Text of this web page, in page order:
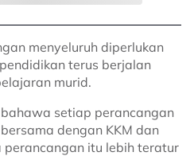
menyeluruh diperlukan
terus berjalan
murid.
setiap perancangan
dengan KKM dan
itu lebih teratur